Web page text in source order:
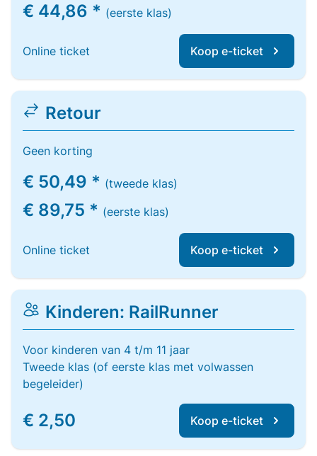
€ 44,86 * (eerste klas)
Online ticket Koop e-ticket
Retour
Geen korting
€ 50,49 * (tweede klas)
€ 89,75 * (eerste klas)
Online ticket Koop e-ticket
Kinderen: RailRunner
Voor kinderen van 4 t/m 11 jaar
Tweede klas (of eerste klas met volwassen
begeleider)
€ 2,50 Koop e-ticket